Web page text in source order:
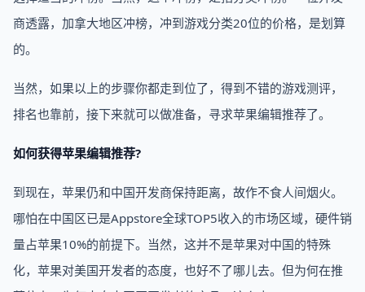
商透露，加拿大地区冲榜，冲到游戏分类20位的价格，是划算
的。
当然，如果以上的步骤你都走到位了，得到不错的游戏测评，
排名也靠前，接下来就可以做准备，寻求苹果编辑推荐了。
如何获得苹果编辑推荐?
到现在，苹果仍和中国开发商保持距离，故作不食人间烟火。
哪怕在中国区已是Appstore全球TOP5收入的市场区域，硬件销
量占苹果10%的前提下。当然，这并不是苹果对中国的特殊
化，苹果对美国开发者的态度，也好不了哪儿去。但为何在推